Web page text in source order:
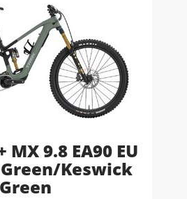
MX 9.8 EA90 EU
Keswick
Green